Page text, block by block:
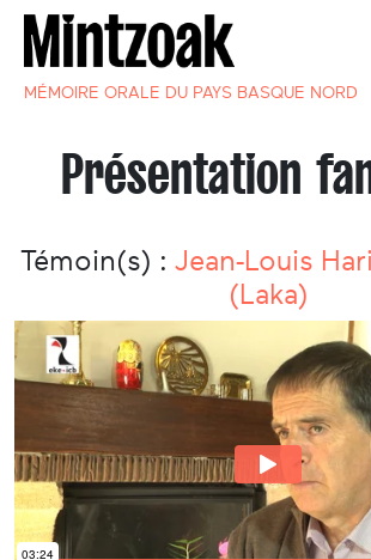
MÉMOIRE ORALE DU PAYS BASQUE NORD
Présentation
Témoin(s) : Jean-Louis
(Laka)